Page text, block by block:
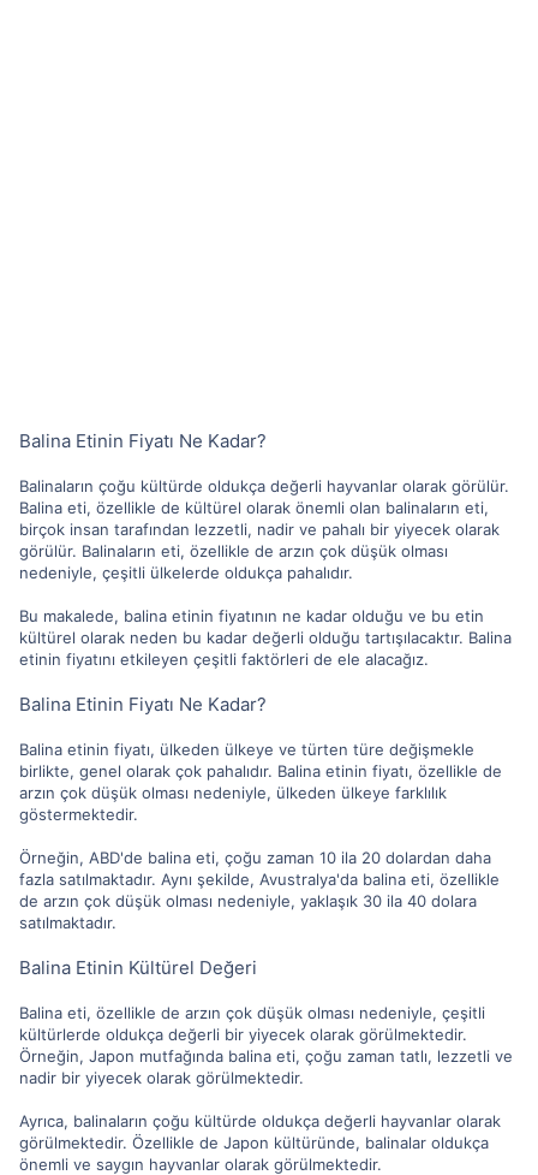
Balina Etinin Fiyatı Ne Kadar?
Balinaların çoğu kültürde oldukça değerli hayvanlar olarak görülür.
Balina eti, özellikle de kültürel olarak önemli olan balinaların eti,
birçok insan tarafından lezzetli, nadir ve pahalı bir yiyecek olarak
görülür. Balinaların eti, özellikle de arzın çok düşük olması
nedeniyle, çeşitli ülkelerde oldukça pahalıdır.
Bu makalede, balina etinin fiyatının ne kadar olduğu ve bu etin
kültürel olarak neden bu kadar değerli olduğu tartışılacaktır. Balina
etinin fiyatını etkileyen çeşitli faktörleri de ele alacağız.
Balina Etinin Fiyatı Ne Kadar?
Balina etinin fiyatı, ülkeden ülkeye ve türten türe değişmekle
birlikte, genel olarak çok pahalıdır. Balina etinin fiyatı, özellikle de
arzın çok düşük olması nedeniyle, ülkeden ülkeye farklılık
göstermektedir.
Örneğin, ABD'de balina eti, çoğu zaman 10 ila 20 dolardan daha
fazla satılmaktadır. Aynı şekilde, Avustralya'da balina eti, özellikle
de arzın çok düşük olması nedeniyle, yaklaşık 30 ila 40 dolara
satılmaktadır.
Balina Etinin Kültürel Değeri
Balina eti, özellikle de arzın çok düşük olması nedeniyle, çeşitli
kültürlerde oldukça değerli bir yiyecek olarak görülmektedir.
Örneğin, Japon mutfağında balina eti, çoğu zaman tatlı, lezzetli ve
nadir bir yiyecek olarak görülmektedir.
Ayrıca, balinaların çoğu kültürde oldukça değerli hayvanlar olarak
görülmektedir. Özellikle de Japon kültüründe, balinalar oldukça
önemli ve saygın hayvanlar olarak görülmektedir.